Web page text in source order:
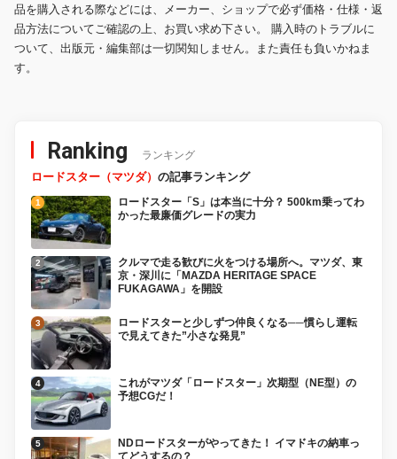
品を購入される際などには、メーカー、ショップで必ず価格・仕様・返
品方法についてご確認の上、お買い求め下さい。 購入時のトラブルに
ついて、出版元・編集部は一切関知しません。また責任も負いかねま
す。
Ranking ランキング
ロードスター（マツダ） の記事ランキング
ロードスター「S」は本当に十分？ 500km乗ってわ
かった最廉価グレードの実力
クルマで走る歓びに火をつける場所へ。マツダ、東
京・深川に「MAZDA HERITAGE SPACE
FUKAGAWA」を開設
ロードスターと少しずつ仲良くなる──慣らし運転
で見えてきた”小さな発見”
これがマツダ「ロードスター」次期型（NE型）の
予想CGだ！
NDロードスターがやってきた！ イマドキの納車っ
てどうするの？